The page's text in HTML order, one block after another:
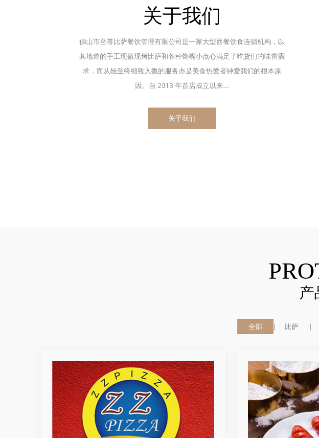
关于我们
佛山市至尊比萨餐饮管理有限公司是一家大型西餐饮食连锁机构，以
其地道的手工现做现烤比萨和各种馋嘴小点心满足了吃货们的味蕾需
求，而从始至终细致入微的服务亦是美食热爱者钟爱我们的根本原
因。自 2013 年首店成立以来...
关于我们
产
全部 比萨